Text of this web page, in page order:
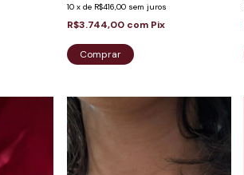
10 x de R$416,00 sem juros
R$3.744,00 com Pix
Comprar